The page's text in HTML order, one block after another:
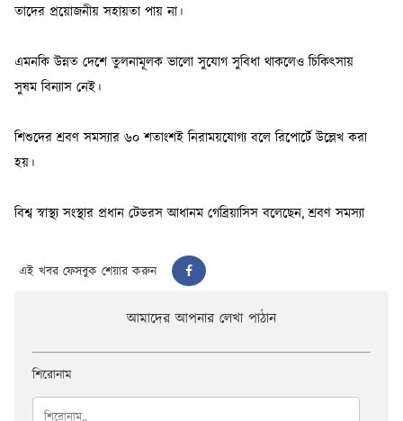
এই খবর ফেসবুক শেয়ার করুন
আমাদের আপনার লেখা পাঠান
শিরোনাম